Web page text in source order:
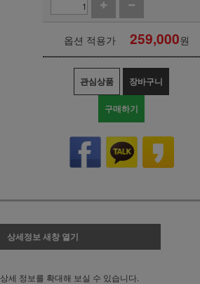
옵션 적용가 259,000원
관심상품 장바구니
구매하기
상세정보 새창 열기
상세 정보를 확대해 보실 수 있습니다.